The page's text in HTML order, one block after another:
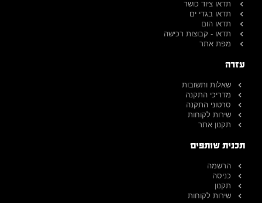
תדאו ציוד כושר
תדאו בגדי ים
תדאו הום
תדאו - קבוצות רכישה
מפת אתר
עזרה
שאלות ותשובות
מדריכי התקנה
סרטוני התקנה
שירות לקוחות
תקנון אתר
תכנית שותפים
הרשמה
כניסה
תקנון
שירות לקוחות